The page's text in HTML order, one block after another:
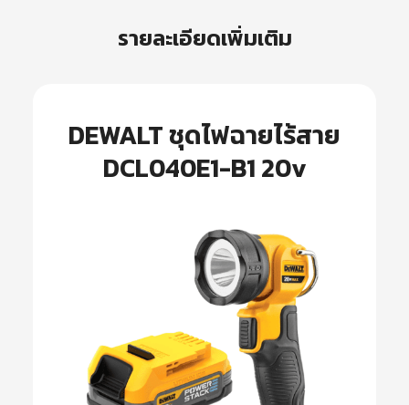
รายละเอียดเพิ่มเติม
DEWALT ชุดไฟฉายไร้สาย
DCL040E1-B1 20v